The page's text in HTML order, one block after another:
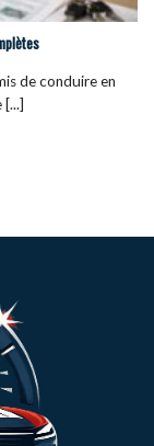
de conduire en
[...]